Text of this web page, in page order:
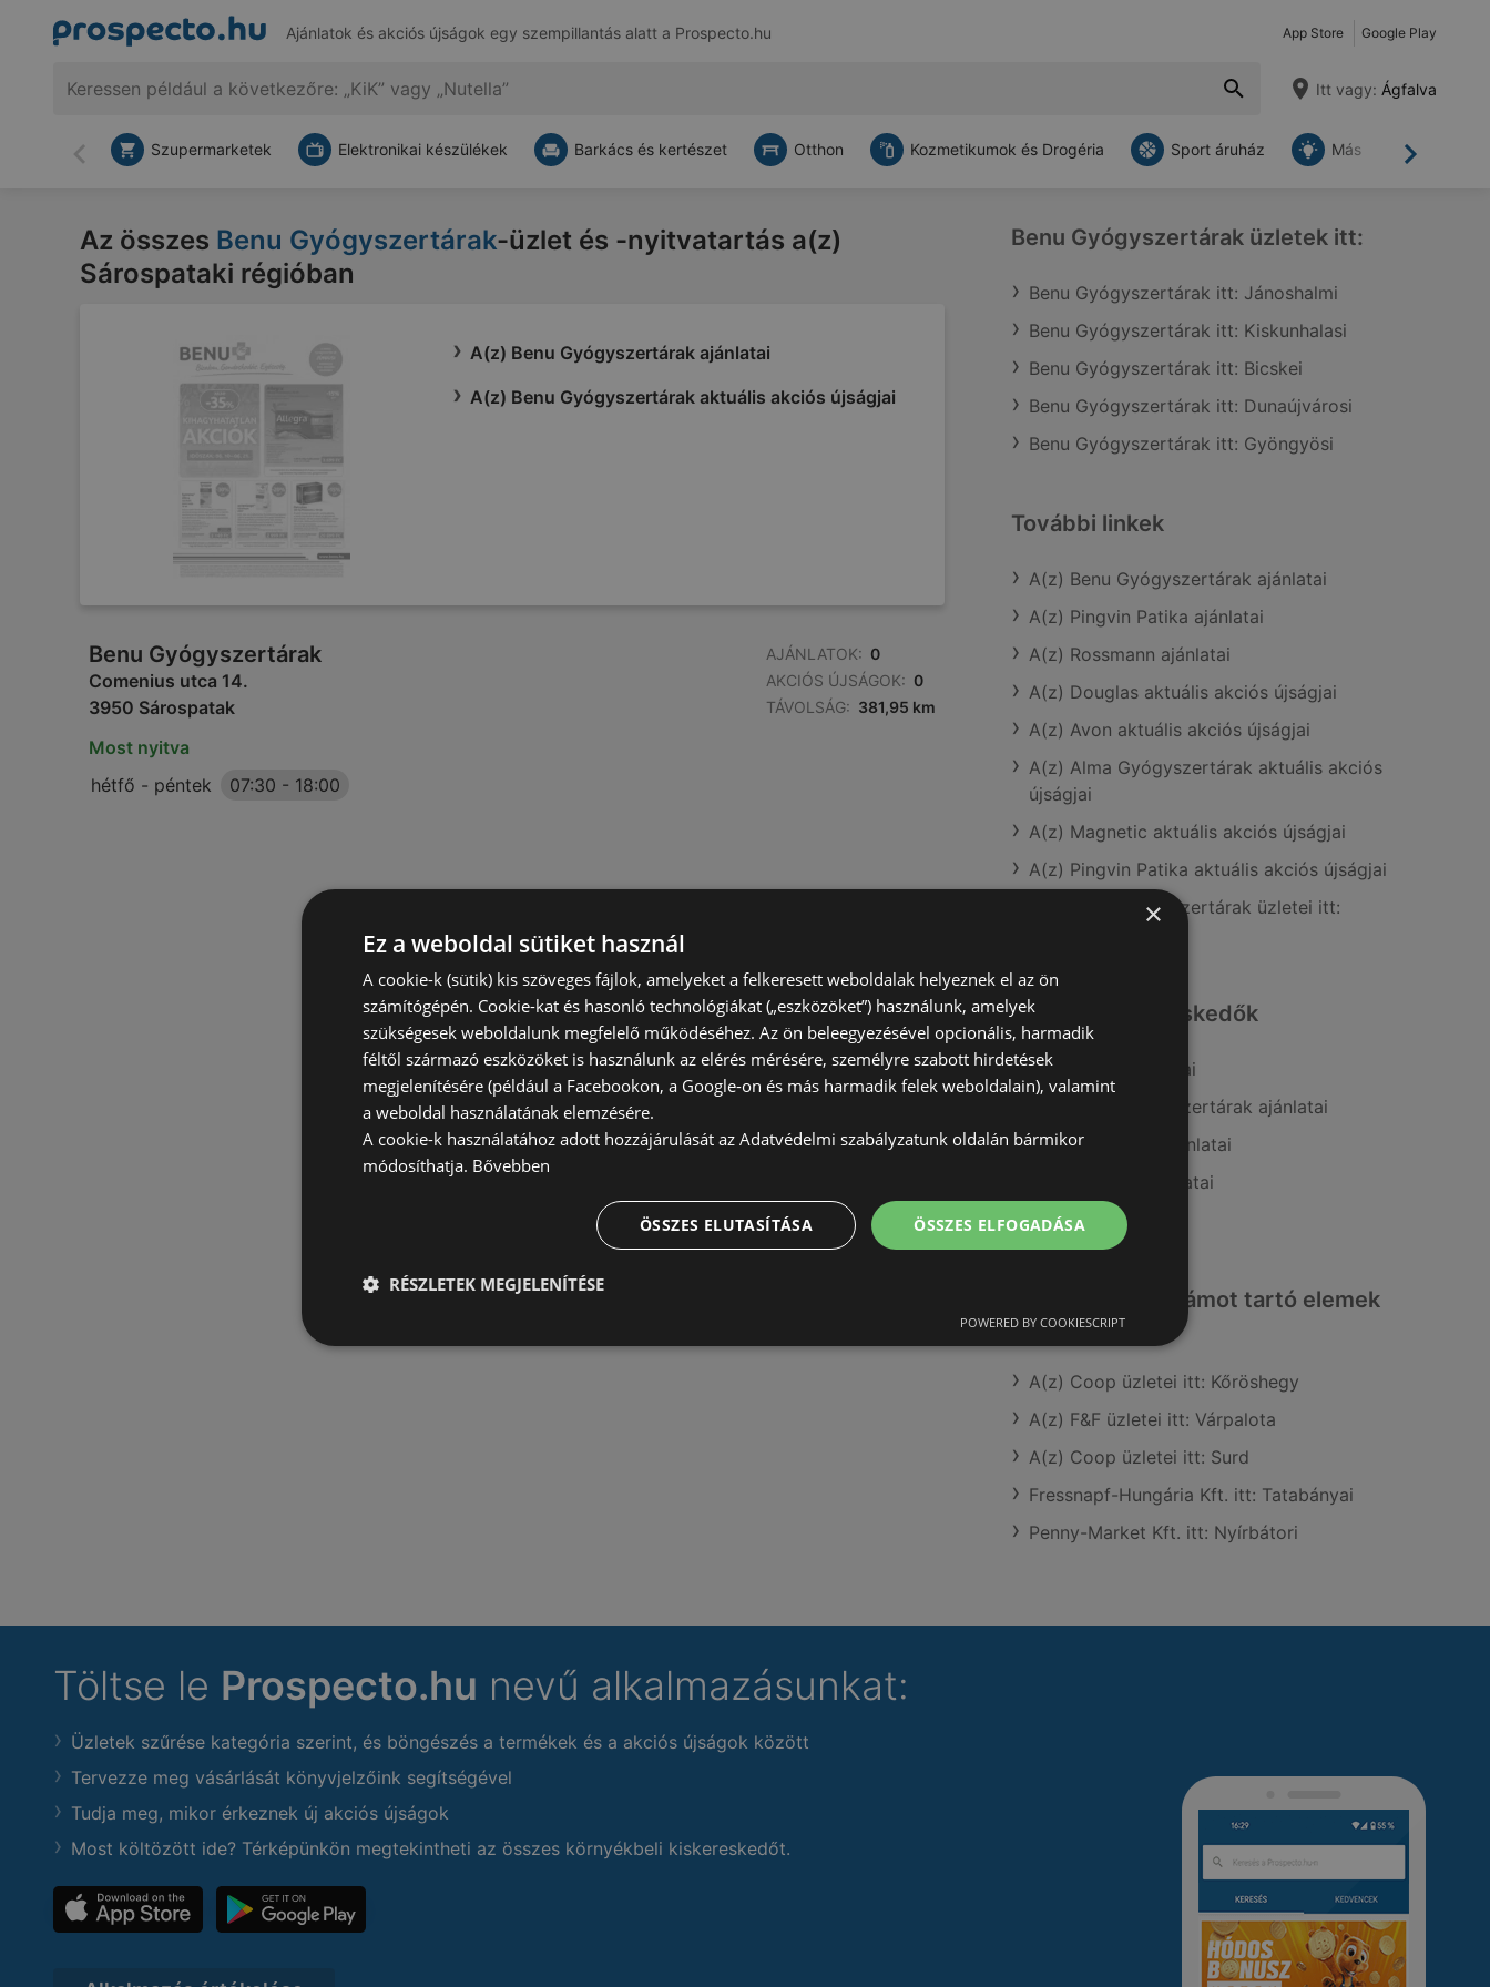
Ajánlatok és akciós újságok egy szempillantás alatt a Prospecto.hu App Store Google Play
Itt vagy: Ágfalva
Vissza Tovább
Szupermarketek Elektronikai készülékek Barkács és kertészet Otthon Kozmetikumok és Drogéria Sport áruház Más
Az összes Benu Gyógyszertárak-üzlet és -nyitvatartás a(z)
Sárospataki régióban
A(z) Benu Gyógyszertárak ajánlatai
A(z) Benu Gyógyszertárak aktuális akciós újságjai
Benu Gyógyszertárak
Comenius utca 14.
3950 Sárospatak
AJÁNLATOK: 0
AKCIÓS ÚJSÁGOK: 0
TÁVOLSÁG: 381,95 km
Most nyitva
hétfő - péntek
07:30 - 18:00
Benu Gyógyszertárak üzletek itt:
Benu Gyógyszertárak itt: Jánoshalmi
Benu Gyógyszertárak itt: Kiskunhalasi
Benu Gyógyszertárak itt: Bicskei
Benu Gyógyszertárak itt: Dunaújvárosi
Benu Gyógyszertárak itt: Gyöngyösi
További linkek
A(z) Benu Gyógyszertárak ajánlatai
A(z) Pingvin Patika ajánlatai
A(z) Rossmann ajánlatai
A(z) Douglas aktuális akciós újságjai
A(z) Avon aktuális akciós újságjai
A(z) Alma Gyógyszertárak aktuális akciós
újságjai
A(z) Magnetic aktuális akciós újságjai
A(z) Pingvin Patika aktuális akciós újságjai
A(z) Benu Gyógyszertárak üzletei itt:
Hasonló kiskereskedők
A(z) Vianni ajánlatai
A(z) Alma Gyógyszertárak ajánlatai
A(z) PatikaPlus ajánlatai
A(z) Douglas ajánlatai
A(z) dm ajánlatai
Érdeklődésre számot tartó elemek
itt:
A(z) Coop üzletei itt: Kőröshegy
A(z) F&F üzletei itt: Várpalota
A(z) Coop üzletei itt: Surd
Fressnapf-Hungária Kft. itt: Tatabányai
Penny-Market Kft. itt: Nyírbátori
Töltse le Prospecto.hu nevű alkalmazásunkat:
Üzletek szűrése kategória szerint, és böngészés a termékek és a akciós újságok között
Tervezze meg vásárlását könyvjelzőink segítségével
Tudja meg, mikor érkeznek új akciós újságok
Most költözött ide? Térképünkön megtekintheti az összes környékbeli kiskereskedőt.
×
Ez a weboldal sütiket használ
A cookie-k (sütik) kis szöveges fájlok, amelyeket a felkeresett weboldalak helyeznek el az ön
számítógépén. Cookie-kat és hasonló technológiákat („eszközöket”) használunk, amelyek
szükségesek weboldalunk megfelelő működéséhez. Az ön beleegyezésével opcionális, harmadik
féltől származó eszközöket is használunk az elérés mérésére, személyre szabott hirdetések
megjelenítésére (például a Facebookon, a Google-on és más harmadik felek weboldalain), valamint
a weboldal használatának elemzésére.
A cookie-k használatához adott hozzájárulását az Adatvédelmi szabályzatunk oldalán bármikor
módosíthatja. Bővebben
ÖSSZES ELFOGADÁSA
ÖSSZES ELUTASÍTÁSA
RÉSZLETEK MEGJELENÍTÉSE
POWERED BY COOKIESCRIPT